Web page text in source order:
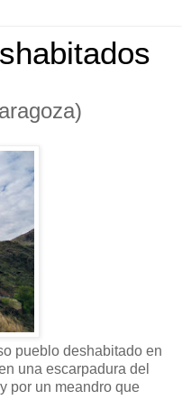
pueblo deshabitado en
una escarpadura del
por un meandro que